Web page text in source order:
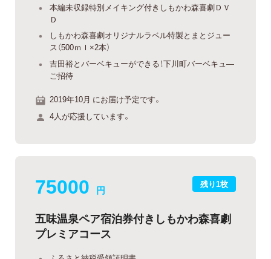
本編未収録特別メイキング付きしもかわ森喜劇ＤＶ
Ｄ
しもかわ森喜劇オリジナルラベル特製とまとジュー
ス（500ｍｌ×2本）
吉田裕とバーベキューができる！下川町バーベキュ―
ご招待
2019年10月 にお届け予定です。
4人が応援しています。
残り1枚
75000 円
五味温泉ペア宿泊券付きしもかわ森喜劇
プレミアコース